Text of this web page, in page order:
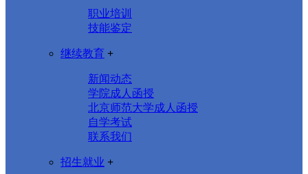
职业培训
技能鉴定
继续教育 +
新闻动态
学院成人函授
北京师范大学成人函授
自学考试
联系我们
招生就业 +